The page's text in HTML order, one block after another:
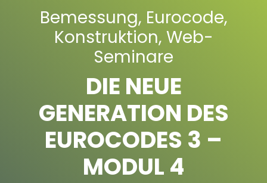
Bemessung, Eurocode,
Konstruktion, Web-
Seminare
DIE NEUE
GENERATION DES
EUROCODES 3 –
MODUL 4